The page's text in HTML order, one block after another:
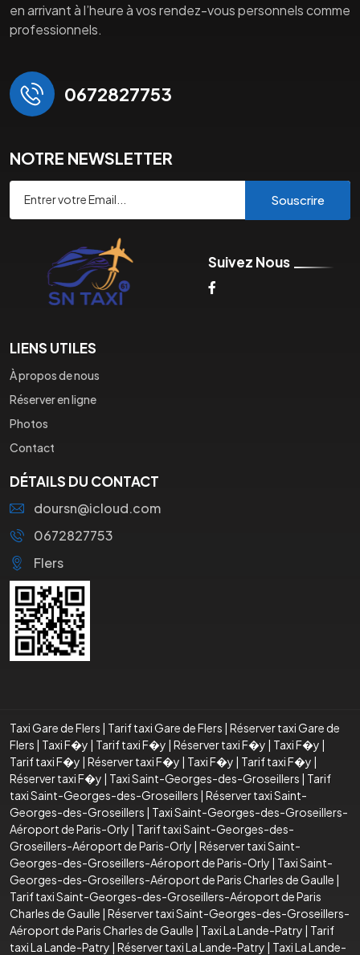
en arrivant à l’heure à vos rendez-vous personnels comme
professionnels.
0672827753
NOTRE NEWSLETTER
Souscrire
Suivez Nous
LIENS UTILES
À propos de nous
Réserver en ligne
Photos
Contact
DÉTAILS DU CONTACT
doursn@icloud.com
0672827753
Flers
Taxi Gare de Flers | Tarif taxi Gare de Flers | Réserver taxi Gare de
Flers | Taxi F�y | Tarif taxi F�y | Réserver taxi F�y | Taxi F�y |
Tarif taxi F�y | Réserver taxi F�y | Taxi F�y | Tarif taxi F�y |
Réserver taxi F�y | Taxi Saint-Georges-des-Groseillers | Tarif
taxi Saint-Georges-des-Groseillers | Réserver taxi Saint-
Georges-des-Groseillers | Taxi Saint-Georges-des-Groseillers-
Aéroport de Paris-Orly | Tarif taxi Saint-Georges-des-
Groseillers-Aéroport de Paris-Orly | Réserver taxi Saint-
Georges-des-Groseillers-Aéroport de Paris-Orly | Taxi Saint-
Georges-des-Groseillers-Aéroport de Paris Charles de Gaulle |
Tarif taxi Saint-Georges-des-Groseillers-Aéroport de Paris
Charles de Gaulle | Réserver taxi Saint-Georges-des-Groseillers-
Aéroport de Paris Charles de Gaulle | Taxi La Lande-Patry | Tarif
taxi La Lande-Patry | Réserver taxi La Lande-Patry | Taxi La Lande-